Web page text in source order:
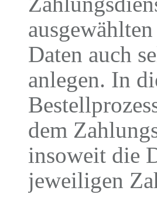
Daten auch
anlegen. In
dem
insoweit die
jeweiligen